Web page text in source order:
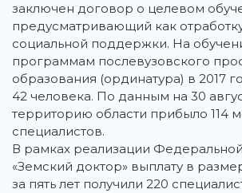
заключен договор о целевом
предусматривающий как
социальной поддержки. На
программам послевузовского
образования (ординатура) в 2017
42 человека. По данным на 30
территорию области прибыло 114
специалистов.
В рамках реализации
«Земский доктор» выплату в
за пять лет получили 220